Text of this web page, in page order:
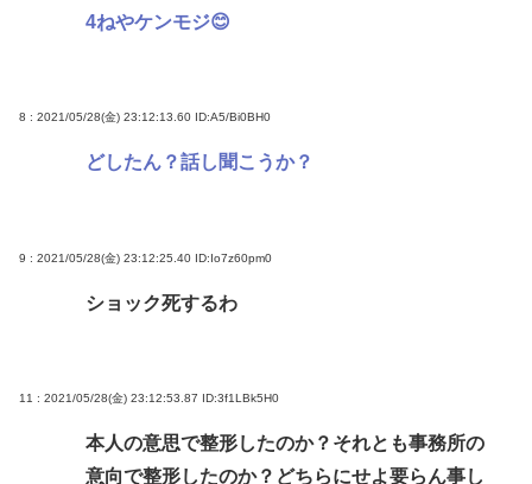
4ねやケンモジ😊
8 : 2021/05/28(金) 23:12:13.60 ID:A5/Bi0BH0
どしたん？話し聞こうか？
9 : 2021/05/28(金) 23:12:25.40 ID:Io7z60pm0
ショック死するわ
11 : 2021/05/28(金) 23:12:53.87 ID:3f1LBk5H0
本人の意思で整形したのか？それとも事務所の
意向で整形したのか？どちらにせよ要らん事し